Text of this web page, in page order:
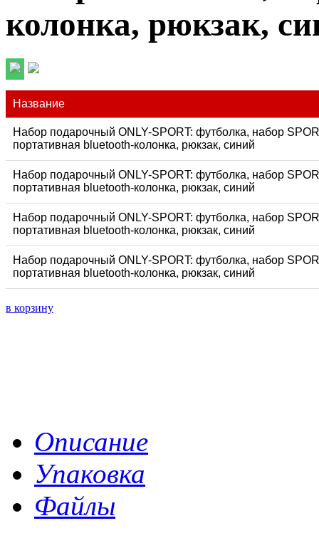
колонка, рюкзак,
Название
Набор подарочный ONLY-SPORT: футболка, набор
портативная bluetooth-колонка, рюкзак, синий
Набор подарочный ONLY-SPORT: футболка, набор
портативная bluetooth-колонка, рюкзак, синий
Набор подарочный ONLY-SPORT: футболка, набор
портативная bluetooth-колонка, рюкзак, синий
Набор подарочный ONLY-SPORT: футболка, набор
портативная bluetooth-колонка, рюкзак, синий
в корзину
Описание
Упаковка
Файлы